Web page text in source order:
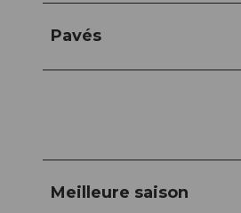
Pavés
Meilleure saison